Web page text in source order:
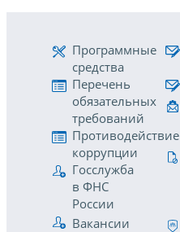
Программные
средства
Перечень
обязательных
требований
Противодействие
коррупции
Госслужба
в ФНС
России
Вакансии